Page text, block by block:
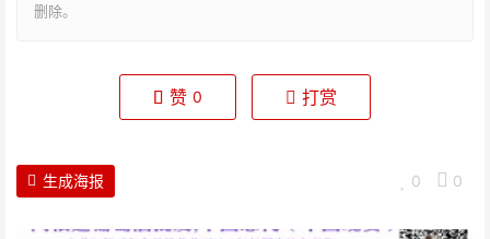
删除。
赞 0 打赏
0 0
生成海报